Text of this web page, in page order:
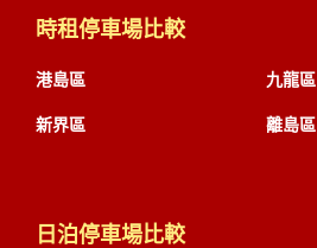
時租停車場比較
港島區 九龍區
新界區 離島區
日泊停車場比較